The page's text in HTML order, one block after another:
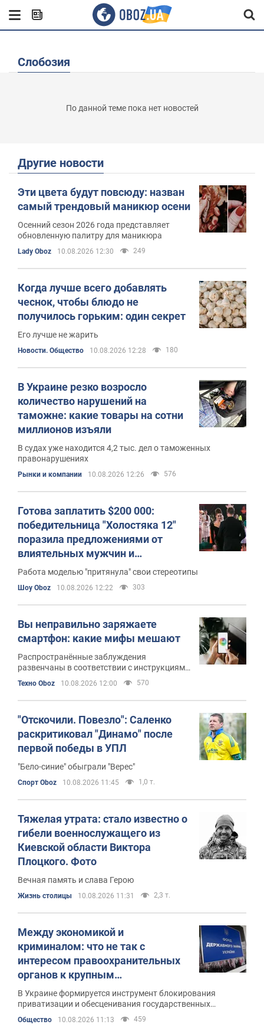
Слобозия
По данной теме пока нет новостей
Другие новости
Эти цвета будут повсюду: назван
самый трендовый маникюр осени
Осенний сезон 2026 года представляет
обновленную палитру для маникюра
Lady Oboz 10.08.2026 12:30 249
Когда лучше всего добавлять
чеснок, чтобы блюдо не
получилось горьким: один секрет
Его лучше не жарить
Новости. Общество 10.08.2026 12:28 180
В Украине резко возросло
количество нарушений на
таможне: какие товары на сотни
миллионов изъяли
В судах уже находится 4,2 тыс. дел о таможенных
правонарушениях
Рынки и компании 10.08.2026 12:26 576
Готова заплатить $200 000:
победительница "Холостяка 12"
поразила предложениями от
влиятельных мужчин и
рассказала о новом
возлюбленном-певце
Работа моделью "притянула" свои стереотипы
Шоу Oboz 10.08.2026 12:22 303
Вы неправильно заряжаете
смартфон: какие мифы мешают
Распространённые заблуждения
развенчаны в соответствии с инструкциями
Техно Oboz 10.08.2026 12:00 570
"Отскочили. Повезло": Саленко
раскритиковал "Динамо" после
первой победы в УПЛ
"Бело-синие" обыграли "Верес"
Спорт Oboz 10.08.2026 11:45 1,0 т.
Тяжелая утрата: стало известно о
гибели военнослужащего из
Киевской области Виктора
Плоцкого. Фото
Вечная память и слава Герою
Жизнь столицы 10.08.2026 11:31 2,3 т.
Между экономикой и
криминалом: что не так с
интересом правоохранительных
органов к крупным
государственным активам в
Украине
В Украине формируется инструмент блокирования
приватизации и обесценивания государственных
Общество 10.08.2026 11:13 459